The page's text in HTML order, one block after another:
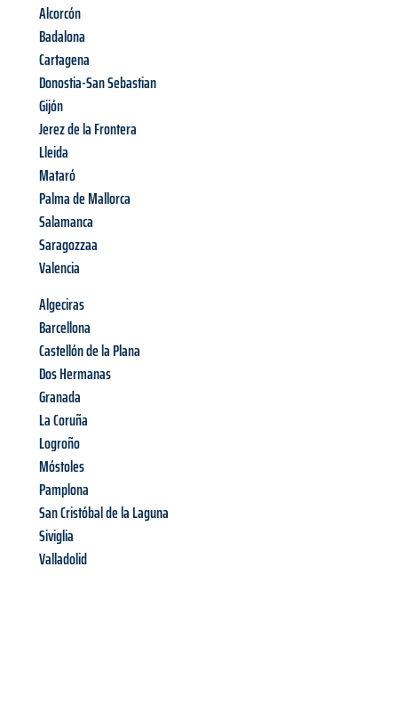
Alcorcón
Badalona
Cartagena
Donostia-San Sebastian
Gijón
Jerez de la Frontera
Lleida
Mataró
Palma de Mallorca
Salamanca
Saragozzaa
Valencia
Algeciras
Barcellona
Castellón de la Plana
Dos Hermanas
Granada
La Coruña
Logroño
Móstoles
Pamplona
San Cristóbal de la Laguna
Siviglia
Valladolid